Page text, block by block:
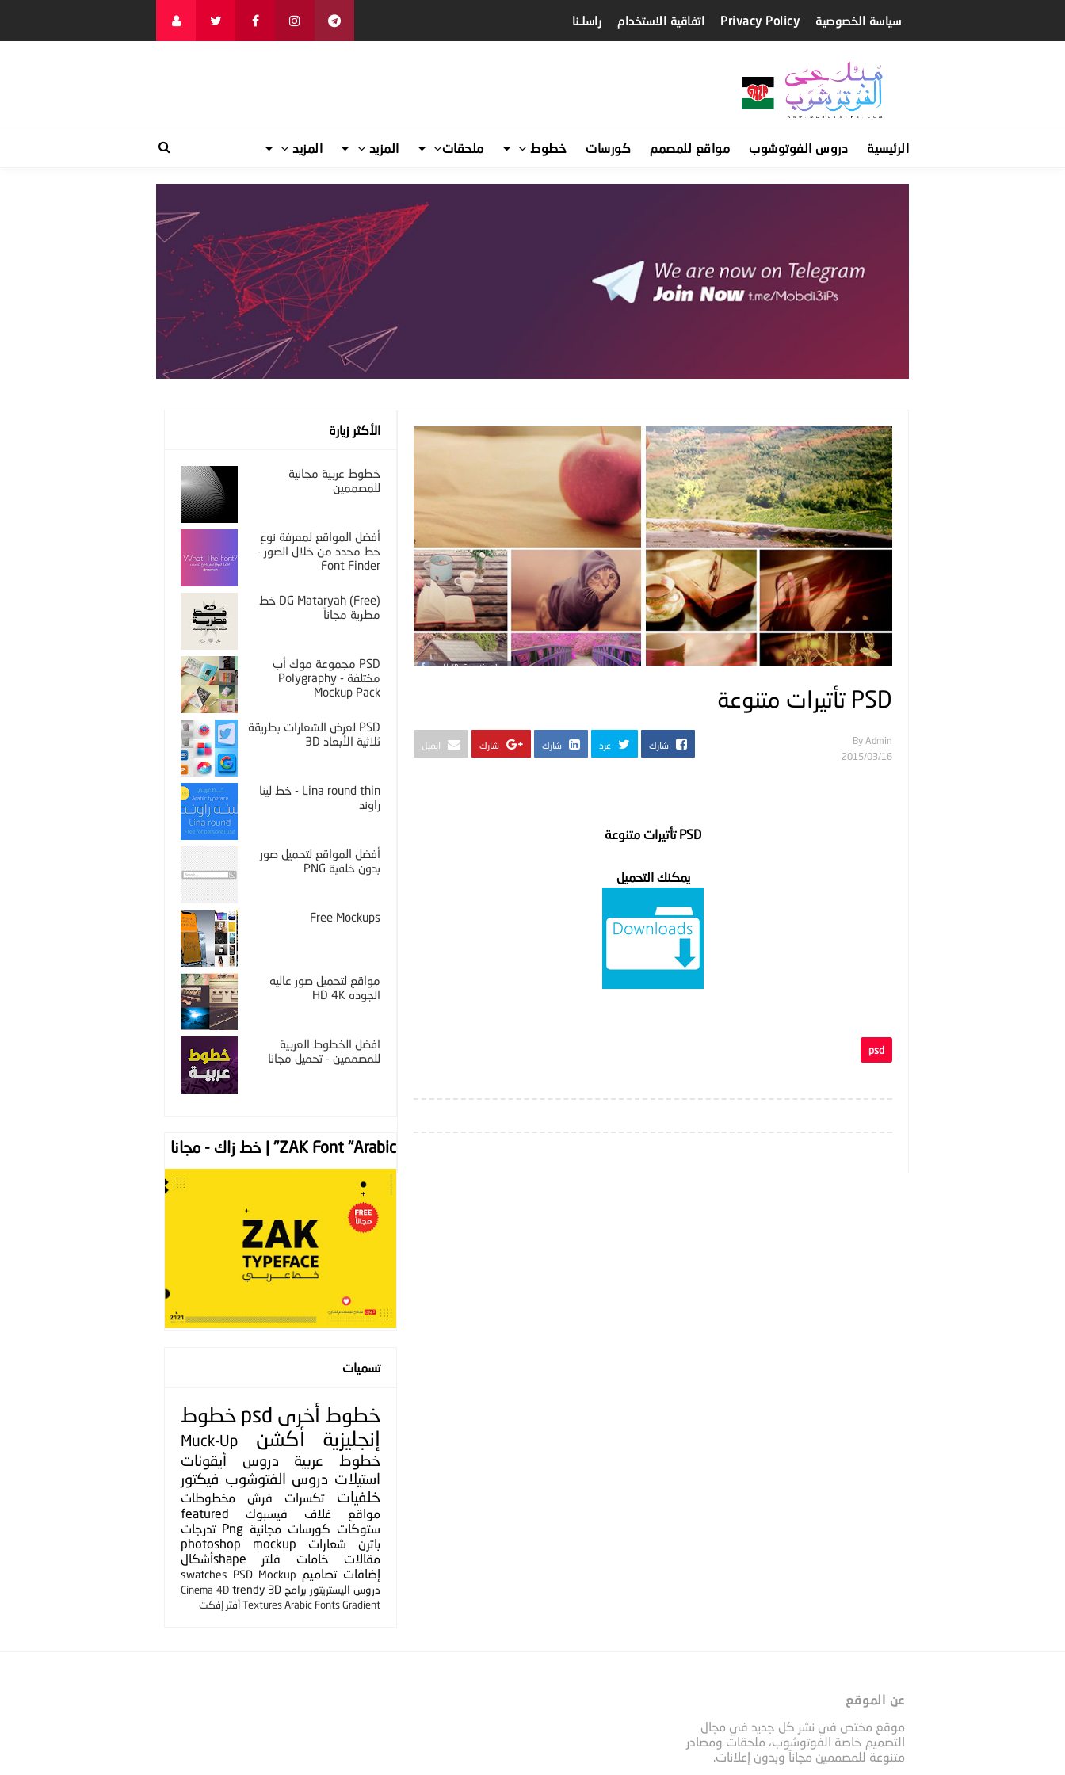
سياسة الخصوصية Privacy Policy اتفاقية الاستخدام راسلـنا
الرئيسية دروس الفوتوشوب مواقع للمصمم كورسات خطوط ملحقات المزيد المزيد
PSD تأتيرات متنوعة
By Admin
16‏/03‏/2015
شارك غرد شارك شارك ايميل
PSD تأتيرات متنوعة
يمكنك التحميل
psd
الأكثر زيارة
خطوط عربية مجانية
للمصممين
أفضل المواقع لمعرفة نوع
خط محدد من خلال الصور -
Font Finder
DG Mataryah (Free) خط
مطرية مجاناً
PSD مجموعة موك أب
مختلفة - Polygraphy
Mockup Pack
PSD لعرض الشعارات بطريقة
ثلاثية الأبعاد 3D
Lina round thin - خط لينا
راوند
أفضل المواقع لتحميل صور
بدون خلفية PNG
Free Mockups
مواقع لتحميل صور عاليه
الجوده HD 4K
افضل الخطوط العربية
للمصممين - تحميل مجانا
ZAK Font "Arabic" | خط زاك - مجانا
تسميات
خطوط أخرى psd خطوط
إنجليزية
أكشن
Muck-Up
خطوط عربية
دروس
أيقونات
استيلات دروس الفتوشوب فيكتور
خلفيات
تكسرات فرش
مخطوطات
مواقع
غلاف فيسبوك
featured
ستوكات كورسات مجانية Png تدرجات
باترن
شعارات
photoshop mockup
مقالات
خامات فلتر
shapeأشكال
إضافات تصاميم PSD Mockup
swatches
دروس اليستريتور برامج 3D
trendy
Cinema 4D
Gradient
Arabic Fonts
Texturesأفتر إفكت
عن الموقع
موقع مختص في نشر كل جديد في مجال
التصميم خاصة الفوتوشوب، ملحقات ومصادر
متنوعة للمصممين مجاناً وبدون إعلانات.